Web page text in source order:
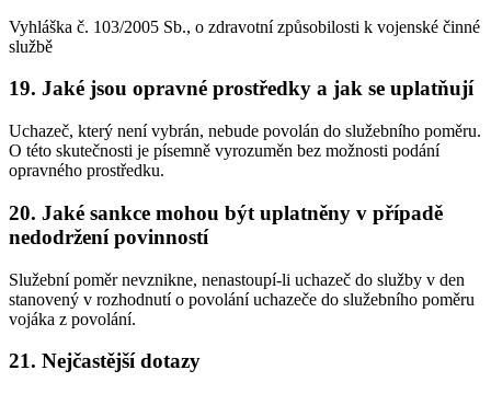
Vyhláška č. 103/2005 Sb., o zdravotní způsobilosti k vojenské činné
službě
19. Jaké jsou opravné prostředky a jak se uplatňují
Uchazeč, který není vybrán, nebude povolán do služebního poměru.
O této skutečnosti je písemně vyrozuměn bez možnosti podání
opravného prostředku.
20. Jaké sankce mohou být uplatněny v případě
nedodržení povinností
Služební poměr nevznikne, nenastoupí-li uchazeč do služby v den
stanovený v rozhodnutí o povolání uchazeče do služebního poměru
vojáka z povolání.
21. Nejčastější dotazy